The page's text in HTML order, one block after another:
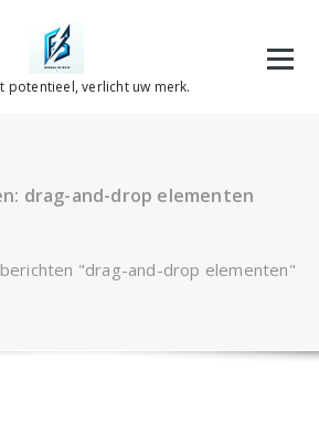
potentieel, verlicht uw merk.
drag-and-drop elementen
"drag-and-drop elementen"